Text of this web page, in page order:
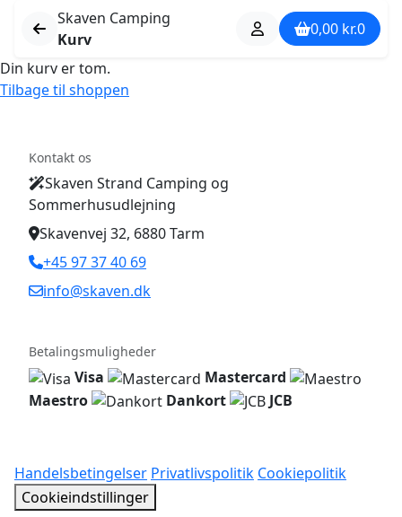
Skaven Camping
Kurv
0,00 kr.0
Din kurv er tom.
Tilbage til shoppen
Kontakt os
Skaven Strand Camping og
Sommerhusudlejning
Skavenvej 32, 6880 Tarm
+45 97 37 40 69
info@skaven.dk
Betalingsmuligheder
Visa
Mastercard
Maestro
Dankort JCB
Handelsbetingelser Privatlivspolitik Cookiepolitik
Cookieindstillinger